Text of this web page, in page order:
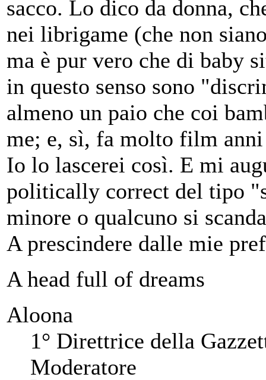
sacco. Lo dico da donna,
nei librigame (che non
ma è pur vero che di baby
in questo senso sono
almeno un paio che coi
me; e, sì, fa molto film
Io lo lascerei così. E mi
politically correct del tipo
minore o qualcuno si
A prescindere dalle mie
A head full of dreams
Aloona
1° Direttrice della
Moderatore